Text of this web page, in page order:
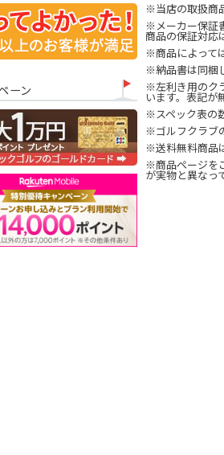
ーン
※当店の取扱商
※メーカー保証
商品の保証対応
※商品によって
※納品書は同梱
※左利き用のク
います。表記が
※スペック表の
※ゴルフクラブ
※送料無料商品
※商品ページを
が実物と異なっ